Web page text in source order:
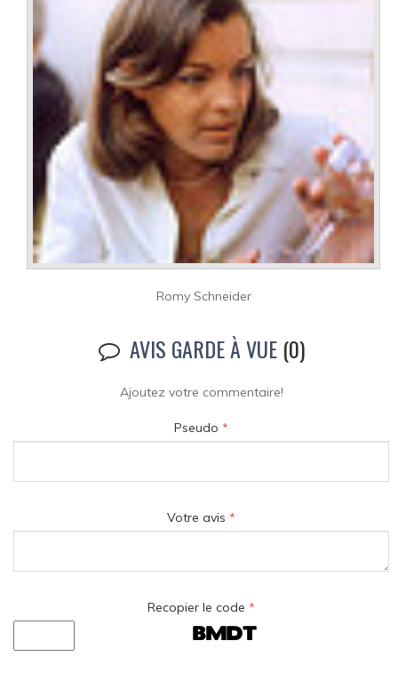
Romy Schneider
AVIS GARDE À VUE(0)
Ajoutez votre commentaire!
Pseudo *
Votre avis *
Recopier le code *